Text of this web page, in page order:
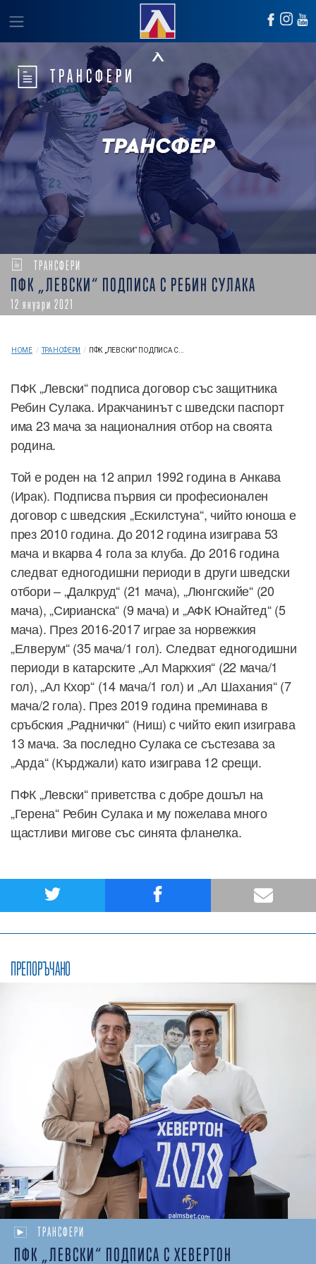
ТРАНСФЕРИ
ТРАНСФЕРИ
ПФК „ЛЕВСКИ“ ПОДПИСА С РЕБИН СУЛАКА
12 януари 2021
HOME / ТРАНСФЕРИ / ПФК „ЛЕВСКИ“ ПОДПИСА С...
ПФК „Левски“ подписа договор със защитника
Ребин Сулака. Иракчанинът с шведски паспорт
има 23 мача за националния отбор на своята
родина.
Той е роден на 12 април 1992 година в Анкава
(Ирак). Подписва първия си професионален
договор с шведския „Ескилстуна“, чийто юноша е
през 2010 година. До 2012 година изиграва 53
мача и вкарва 4 гола за клуба. До 2016 година
следват едногодишни периоди в други шведски
отбори – „Далкруд“ (21 мача), „Люнгскийе“ (20
мача), „Сирианска“ (9 мача) и „АФК Юнайтед“ (5
мача). През 2016-2017 играе за норвежкия
„Елверум“ (35 мача/1 гол). Следват едногодишни
периоди в катарските „Ал Маркхия“ (22 мача/1
гол), „Ал Кхор“ (14 мача/1 гол) и „Ал Шахания“ (7
мача/2 гола). През 2019 година преминава в
сръбския „Раднички“ (Ниш) с чийто екип изиграва
13 мача. За последно Сулака се състезава за
„Арда“ (Кърджали) като изиграва 12 срещи.
ПФК „Левски“ приветства с добре дошъл на
„Герена“ Ребин Сулака и му пожелава много
щастливи мигове със синята фланелка.
ПРЕПОРЪЧАНО
ТРАНСФЕРИ
ПФК „ЛЕВСКИ“ ПОДПИСА С ХЕВЕРТОН